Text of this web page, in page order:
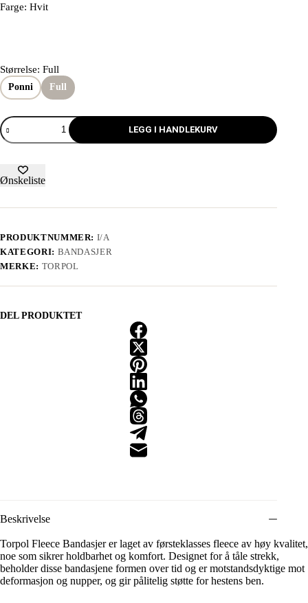
Farge: Hvit
Størrelse: Full
Ponni Full
LEGG I HANDLEKURV
Ønskeliste
PRODUKTNUMMER: I/A
KATEGORI: BANDASJER
MERKE: TORPOL
DEL PRODUKTET
Beskrivelse
Torpol Fleece Bandasjer er laget av førsteklasses fleece av høy kvalitet,
noe som sikrer holdbarhet og komfort. Designet for å tåle strekk,
beholder disse bandasjene formen over tid og er motstandsdyktige mot
deformasjon og nupper, og gir pålitelig støtte for hestens ben.